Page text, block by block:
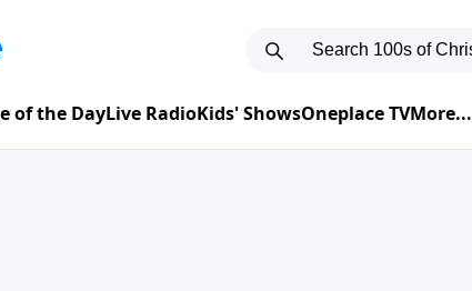
of the DayLive RadioKids' ShowsOneplace TVMore...